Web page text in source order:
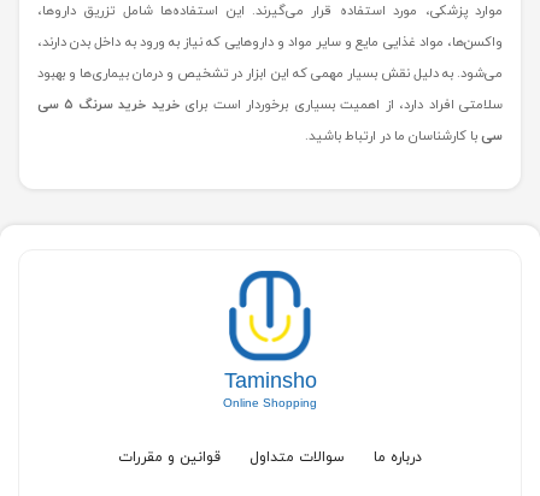
موارد پزشکی، مورد استفاده قرار می‌گیرند. این استفاده‌ها شامل تزریق داروها،
واکسن‌ها، مواد غذایی مایع و سایر مواد و داروهایی که نیاز به ورود به داخل بدن دارند،
می‌شود. به دلیل نقش بسیار مهمی که این ابزار در تشخیص و درمان بیماری‌ها و بهبود
سلامتی افراد دارد، از اهمیت بسیاری برخوردار است برای
خرید خرید سرنگ ۵ سی
سیبا کارشناسان ما در ارتباط باشید.
Taminsho
Online Shopping
درباره ما سوالات متداول قوانین و مقررات